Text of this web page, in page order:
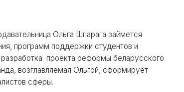
Ольга Шпарага займется
программ поддержки студентов и
проекта реформы беларусского
возглавляемая Ольгой, сформирует
сферы.